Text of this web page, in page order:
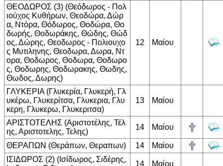
ΘΕΟΔΩΡΟΣ (3) (Θεόδωρος - Πολ
ιούχος Κυθήρων, Θεοδώρα, Δώρ
α, Ντόρα, Θόδωρος, Θοδώρα, Θο
δωρής, Θοδωράκης, Θώδης, Θώδ
ος, Δώρης, Θεοδωρος - Πολιουχο
ς Μυτιληνης, Θεοδωρα, Δωρα, Ντ
ορα, Θοδωρος, Θοδωρα, Θοδωρο
ς, Θοδωρης, Θοδωρακης, Θωδης,
Θωδος, Δωρης)
12 Μαίου
ΓΛΥΚΕΡΙΑ (Γλυκερία, Γλυκερή, Γλ
υκέρω, Γλυκερίτσα, Γλυκερια, Γλυ
κερη, Γλυκερω, Γλυκεριτσα)
13 Μαίου
ΑΡΙΣΤΟΤΕΛΗΣ (Αριστοτέλης, Τέλ
ης, Αριστοτελης, Τελης)
14 Μαίου
ΘΕΡΑΠΩΝ (Θεράπων, Θεραπων) 14
Μαίου
ΙΣΙΔΩΡΟΣ (2) (Ισίδωρος, Σιδέρης,
14 Μαίου